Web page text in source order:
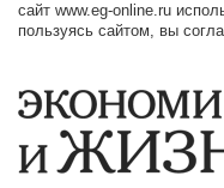
сайт www.eg-online.ru
пользуясь сайтом, вы